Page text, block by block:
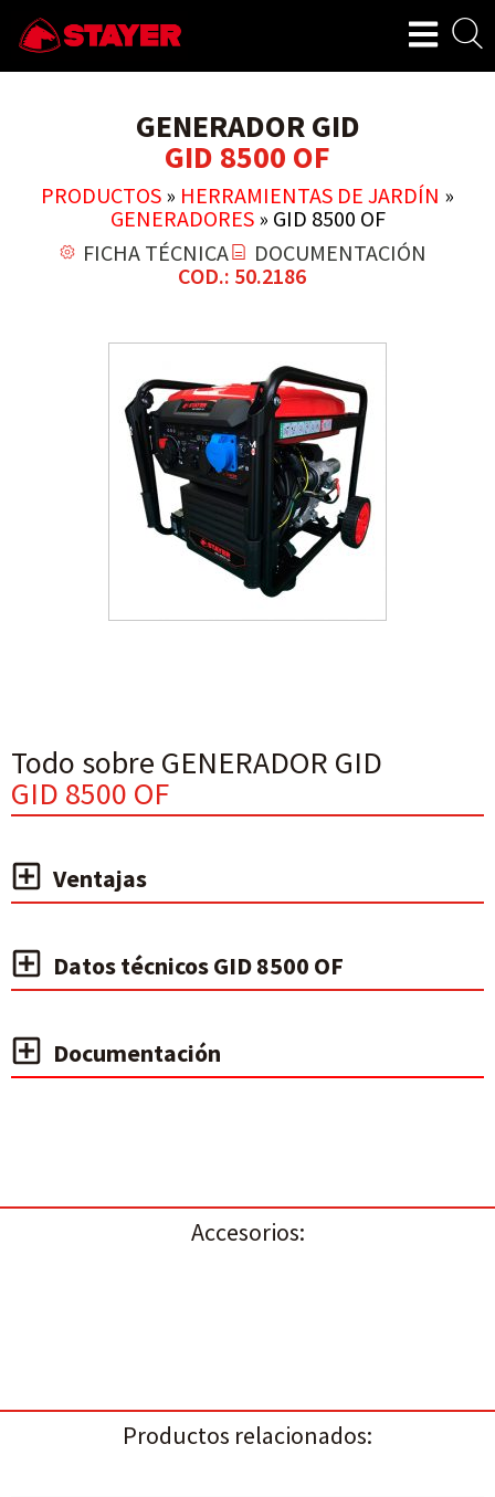
GENERADOR GID
GID 8500 OF
PRODUCTOS » HERRAMIENTAS DE JARDÍN »
GENERADORES» GID 8500 OF
FICHA TÉCNICA
DOCUMENTACIÓN
COD.: 50.2186
Todo sobre GENERADOR GID
GID 8500 OF
Ventajas
Datos técnicos GID 8500 OF
Documentación
Accesorios:
Productos relacionados: